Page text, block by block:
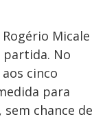
Micale
No
cinco
para
chance de